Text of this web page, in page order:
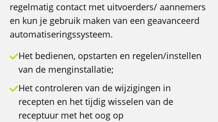
regelmatig contact met uitvoerders/ aannemers
en kun je gebruik maken van een geavanceerd
automatiseringssysteem.
Het bedienen, opstarten en regelen/instellen
van de menginstallatie;
Het controleren van de wijzigingen in
recepten en het tijdig wisselen van de
receptuur met het oog op